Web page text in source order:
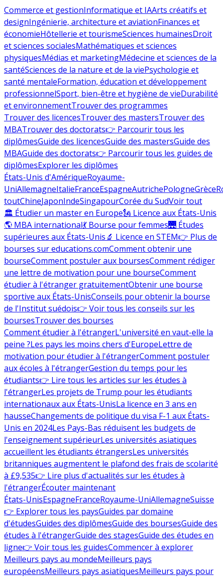
Commerce et gestionInformatique et IAArts créatifs et
designIngénierie, architecture et aviationFinances et
économieHôtellerie et tourismeSciences humainesDroit
et sciences socialesMathématiques et sciences
physiquesMédias et marketingMédecine et sciences de la
santéSciences de la nature et de la viePsychologie et
santé mentaleFormation, éducation et développement
professionnelSport, bien-être et hygiène de vieDurabilité
et environnementTrouver des programmes
Trouver des licencesTrouver des mastersTrouver des
MBATrouver des doctorats👉 Parcourir tous les
diplômesGuide des licencesGuide des mastersGuide des
MBAGuide des doctorats👉 Parcourir tous les guides de
diplômesExplorer les diplômes
États-Unis d'AmériqueRoyaume-
UniAllemagneItalieFranceEspagneAutrichePologneGrèce
toutChineJaponIndeSingapourCorée du SudVoir tout
🏛 Étudier un master en Europe🗽 Licence aux États-Unis
🌎 MBA international💃 Bourse pour femmes🌉 Études
supérieures aux États-Unis🔬 Licence en STEM👉 Plus de
bourses sur educations.comComment obtenir une
bourseComment postuler aux boursesComment rédiger
une lettre de motivation pour une bourseComment
étudier à l'étranger gratuitementObtenir une bourse
sportive aux États-UnisConseils pour obtenir la bourse
de l'Institut suédois👉 Voir tous les conseils sur les
boursesTrouver des bourses
Comment étudier à l'étrangerL'université en vaut-elle la
peine ?Les pays les moins chers d'EuropeLettre de
motivation pour étudier à l'étrangerComment postuler
aux écoles à l'étrangerGestion du temps pour les
étudiants👉 Lire tous les articles sur les études à
l'étrangerLes projets de Trump pour les étudiants
internationaux aux États-UnisLa licence en 3 ans en
hausseChangements de politique du visa F-1 aux États-
Unis en 2024Les Pays-Bas réduisent les budgets de
l'enseignement supérieurLes universités asiatiques
accueillent les étudiants étrangersLes universités
britanniques augmentent le plafond des frais de scolarité
à £9,535👉 Lire plus d'actualités sur les études à
l'étrangerÉcouter maintenant
États-UnisEspagneFranceRoyaume-UniAllemagneSuisse
👉 Explorer tous les paysGuides par domaine
d'étudesGuides des diplômesGuide des boursesGuide des
études à l'étrangerGuide des stagesGuide des études en
ligne👉 Voir tous les guidesCommencer à explorer
Meilleurs pays au mondeMeilleurs pays
européensMeilleurs pays asiatiquesMeilleurs pays pour